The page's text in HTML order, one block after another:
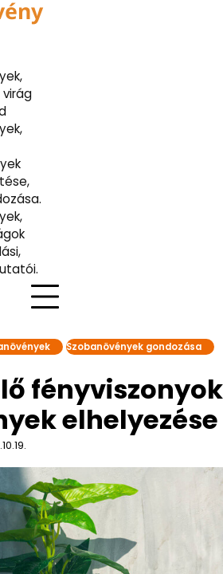
Szobanövények gondozása
fényviszonyok
elhelyezése